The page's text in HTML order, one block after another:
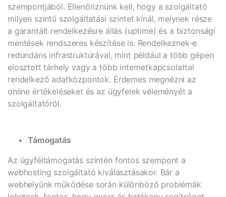
szempontjából. Ellenőriznünk kell, hogy a szolgáltató
milyen szintű szolgáltatási szintet kínál, melynek része
a garantált rendelkezésre állás (uptime) és a biztonsági
mentések rendszeres készítése is. Rendelkeznek-e
redundáns infrastruktúrával, mint például a több gépen
elosztott tárhely vagy a több internetkapcsolattal
rendelkező adatközpontok. Érdemes megnézni az
online értékeléseket és az ügyfelek véleményét a
szolgáltatóról.
Támogatás
Az ügyféltámogatás szintén fontos szempont a
webhosting szolgáltató kiválasztásakor. Bár a
webhelyünk működése során különböző problémák